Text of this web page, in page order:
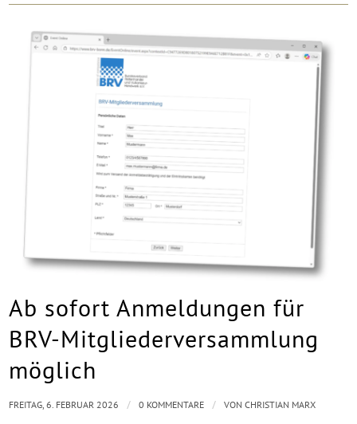
Ab sofort Anmeldungen für
BRV-Mitgliederversammlung
möglich
FREITAG, 6. FEBRUAR 2026 / 0 KOMMENTARE / VONCHRISTIAN MARX